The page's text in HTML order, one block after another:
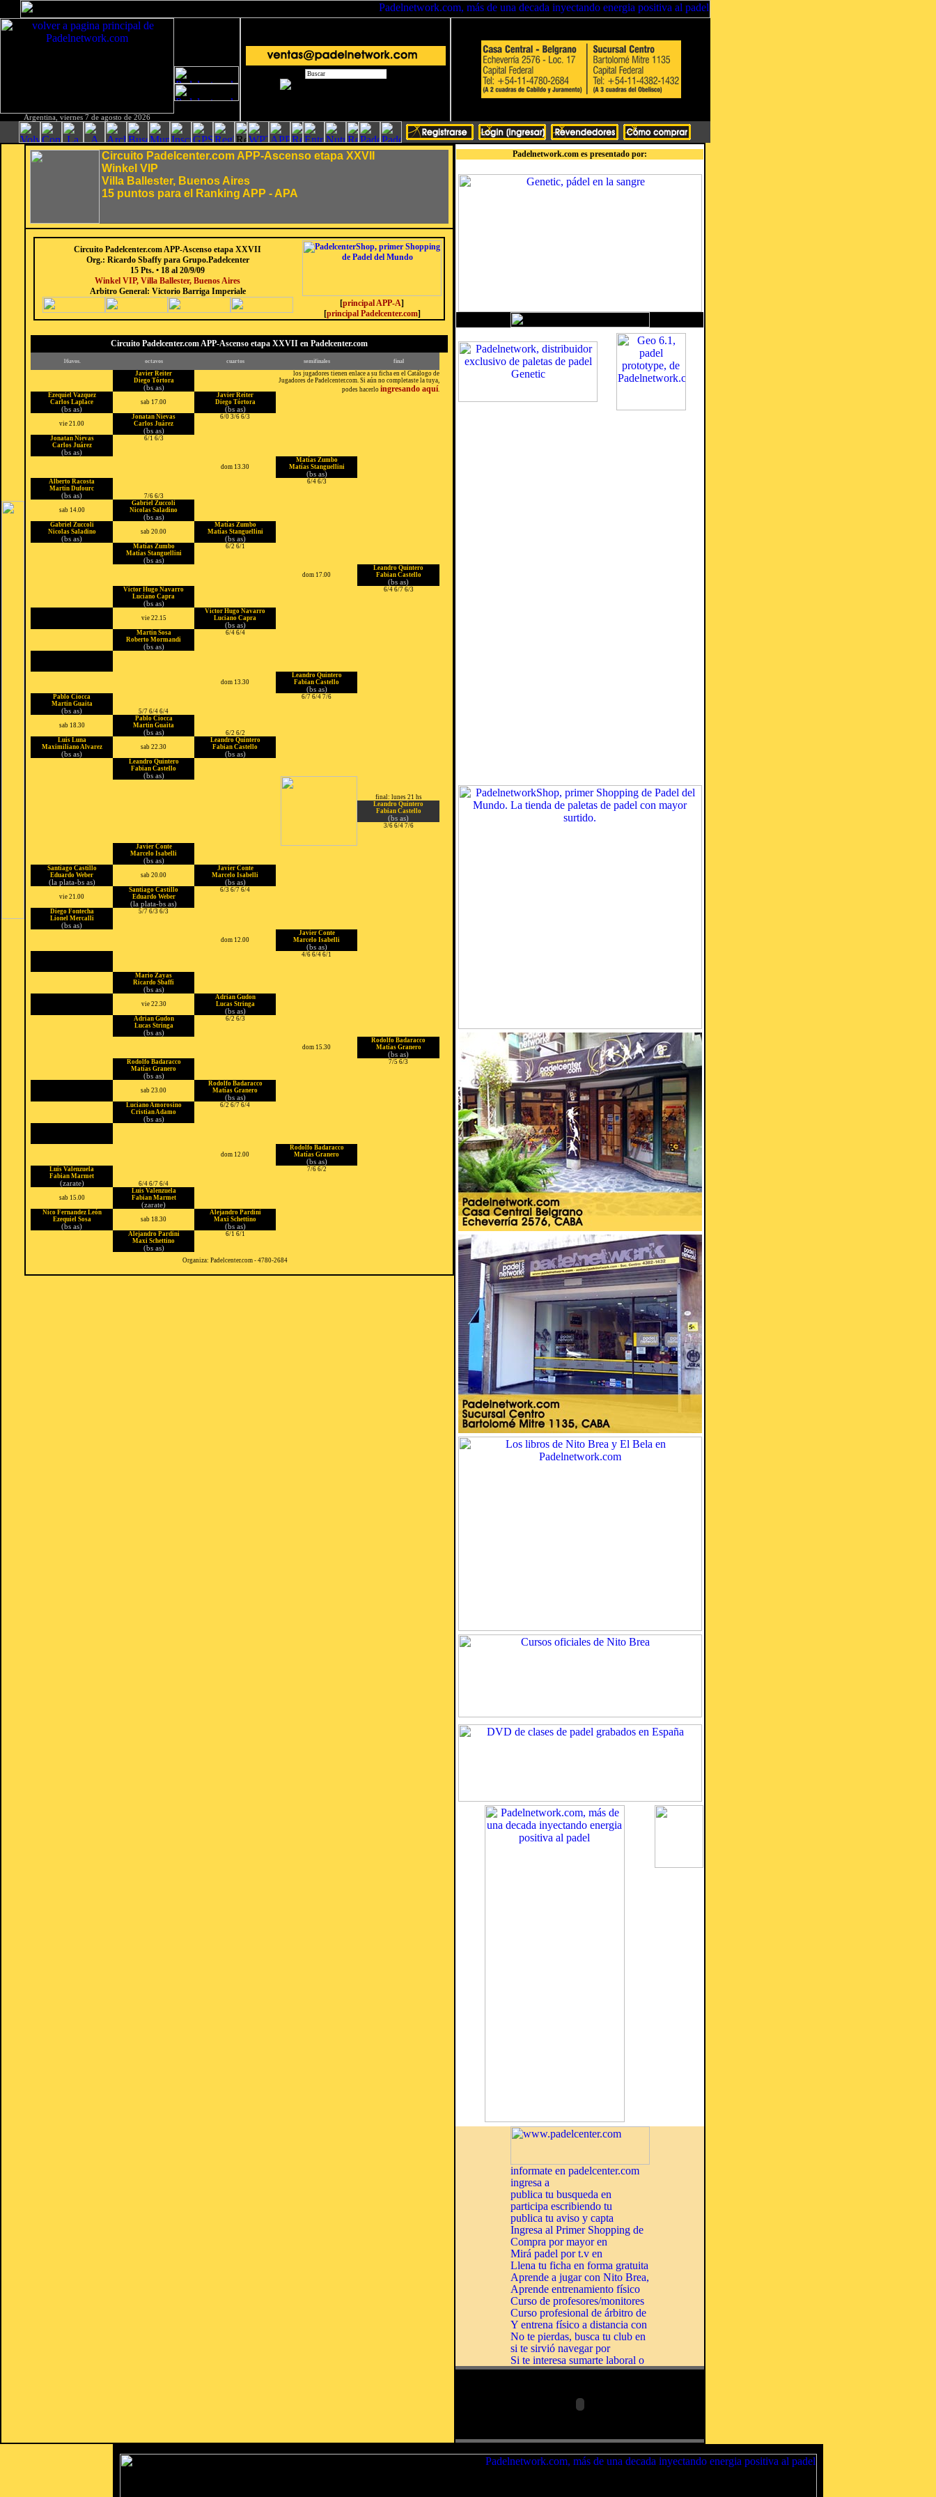
Argentina, viernes 7 de agosto de 2026
Circuito Padelcenter.com APP-Ascenso etapa XXVII
Winkel VIP
Villa Ballester, Buenos Aires
15 puntos para el Ranking APP - APA
Circuito Padelcenter.com APP-Ascenso etapa XXVII
Org.: Ricardo Sbaffy para Grupo.Padelcenter
15 Pts. • 18 al 20/9/09
Winkel VIP, Villa Ballester, Buenos Aires
Arbitro General: Victorio Barriga Imperiale
[principal APP-A]
[principal Padelcenter.com]
Circuito Padelcenter.com APP-Ascenso etapa XXVII en Padelcenter.com
16avos. octavos cuartos semifinales final
Javier Reiter
Diego Tórtora
(bs as)
los jugadores tienen enlace a su ficha en el Catálogo de
Jugadores de Padelcenter.com. Si aún no completaste la tuya,
podes hacerlo ingresando aquí.
Ezequiel Vazquez
Carlos Laplace
(bs as)
sab 17.00
Javier Reiter
Diego Tórtora
(bs as)
vie 21.00
Jonatan Nievas
Carlos Juárez
(bs as)
6/0 3/6 6/3
Jonatan Nievas
Carlos Juárez
(bs as)
6/1 6/3
dom 13.30
Matías Zumbo
Matías Stanguellini
(bs as)
Alberto Racosta
Martin Dufourc
(bs as) 7/6 6/3
6/4 6/3
sab 14.00
Gabriel Zuccoli
Nicolas Saladino
(bs as)
Gabriel Zuccoli
Nicolas Saladino
(bs as)
sab 20.00
Matías Zumbo
Matías Stanguellini
(bs as)
Matías Zumbo
Matías Stanguellini
(bs as)
6/2 6/1
dom 17.00
Leandro Quintero
Fabian Castello
(bs as)
Victor Hugo Navarro
Luciano Capra
(bs as)
6/4 6/7 6/3
vie 22.15
Victor Hugo Navarro
Luciano Capra
(bs as)
Martin Sosa
Roberto Mormandi
(bs as)
6/4 6/4
dom 13.30
Leandro Quintero
Fabian Castello
(bs as)
Pablo Ciocca
Martin Guaita
(bs as) 5/7 6/4 6/4
6/7 6/4 7/6
sab 18.30
Pablo Ciocca
Martin Guaita
(bs as)
6/2 6/2
Luis Luna
Maximiliano Alvarez
(bs as)
sab 22.30
Leandro Quintero
Fabian Castello
(bs as)
Leandro Quintero
Fabian Castello
(bs as)
final: lunes 21 hs
Leandro Quintero
Fabian Castello
(bs as)
3/6 6/4 7/6
Javier Conte
Marcelo Isabelli
(bs as)
Santiago Castillo
Eduardo Weber
(la plata-bs as)
sab 20.00
Javier Conte
Marcelo Isabelli
(bs as)
vie 21.00
Santiago Castillo
Eduardo Weber
(la plata-bs as)
6/3 6/7 6/4
Diego Fontecha
Lionel Mercalli
(bs as)
5/7 6/3 6/3
dom 12.00
Javier Conte
Marcelo Isabelli
(bs as)
4/6 6/4 6/1
Mario Zayas
Ricardo Sbaffi
(bs as)
vie 22.30
Adrian Gudon
Lucas Stringa
(bs as)
Adrian Gudon
Lucas Stringa
(bs as)
6/2 6/3
dom 15.30
Rodolfo Badaracco
Matías Granero
(bs as)
Rodolfo Badaracco
Matías Granero
(bs as)
7/5 6/3
sab 23.00
Rodolfo Badaracco
Matías Granero
(bs as)
Luciano Amorosino
Cristian Adamo
(bs as)
6/2 6/7 6/4
dom 12.00
Rodolfo Badaracco
Matías Granero
(bs as)
Luis Valenzuela
Fabian Marmet
(zarate) 6/4 6/7 6/4
7/6 6/2
sab 15.00
Luis Valenzuela
Fabian Marmet
(zarate)
Nico Fernandez León
Ezequiel Sosa
(bs as)
sab 18.30
Alejandro Pardini
Maxi Schettino
(bs as)
Alejandro Pardini
Maxi Schettino
(bs as)
6/1 6/1
Organiza: Padelcenter.com - 4780-2684
Padelnetwork.com es presentado por: